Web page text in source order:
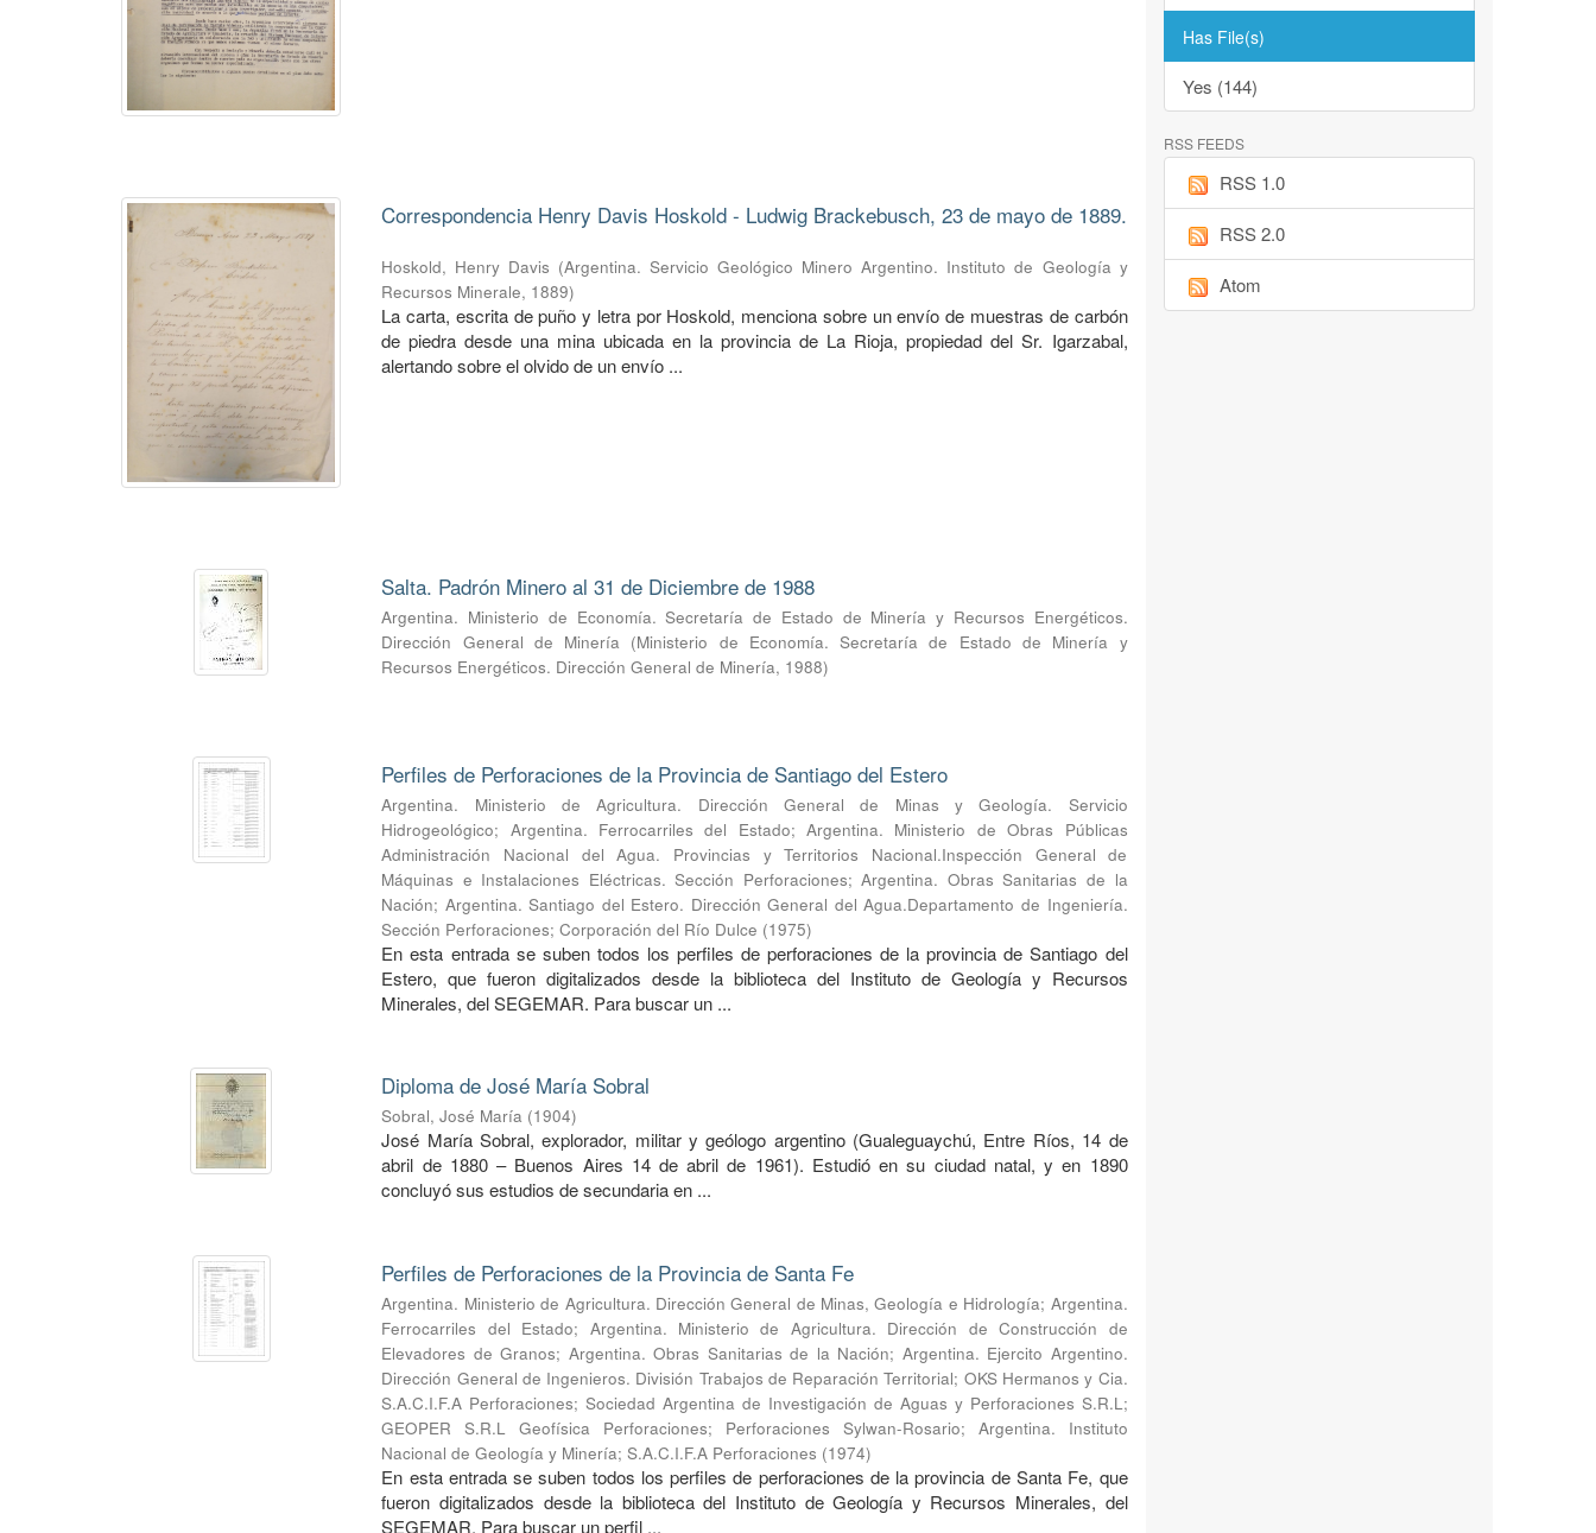
Correspondencia Henry Davis Hoskold - Ludwig Brackebusch, 23 de mayo de 1889.
Hoskold, Henry Davis (Argentina. Servicio Geológico Minero Argentino. Instituto de Geología y
Recursos Minerale, 1889)
La carta, escrita de puño y letra por Hoskold, menciona sobre un envío de muestras de carbón
de piedra desde una mina ubicada en la provincia de La Rioja, propiedad del Sr. Igarzabal,
alertando sobre el olvido de un envío ...
Salta. Padrón Minero al 31 de Diciembre de 1988
Argentina. Ministerio de Economía. Secretaría de Estado de Minería y Recursos Energéticos.
Dirección General de Minería (Ministerio de Economía. Secretaría de Estado de Minería y
Recursos Energéticos. Dirección General de Minería, 1988)
Perfiles de Perforaciones de la Provincia de Santiago del Estero
Argentina. Ministerio de Agricultura. Dirección General de Minas y Geología. Servicio
Hidrogeológico; Argentina. Ferrocarriles del Estado;Argentina. Ministerio de Obras Públicas
Administración Nacional del Agua. Provincias y Territorios Nacional.Inspección General de
Máquinas e Instalaciones Eléctricas. Sección Perforaciones;Argentina. Obras Sanitarias de la
Nación; Argentina. Santiago del Estero. Dirección General del Agua.Departamento de Ingeniería.
Sección Perforaciones;Corporación del Río Dulce (1975)
En esta entrada se suben todos los perfiles de perforaciones de la provincia de Santiago del
Estero, que fueron digitalizados desde la biblioteca del Instituto de Geología y Recursos
Minerales, del SEGEMAR. Para buscar un ...
Diploma de José María Sobral
Sobral, José María (1904)
José María Sobral, explorador, militar y geólogo argentino (Gualeguaychú, Entre Ríos, 14 de
abril de 1880 – Buenos Aires 14 de abril de 1961). Estudió en su ciudad natal, y en 1890
concluyó sus estudios de secundaria en ...
Perfiles de Perforaciones de la Provincia de Santa Fe
Argentina. Ministerio de Agricultura. Dirección General de Minas, Geología e Hidrología; Argentina.
Ferrocarriles del Estado; Argentina. Ministerio de Agricultura. Dirección de Construcción de
Elevadores de Granos; Argentina. Obras Sanitarias de la Nación; Argentina. Ejercito Argentino.
Dirección General de Ingenieros. División Trabajos de Reparación Territorial; OKS Hermanos y Cia.
S.A.C.I.F.A Perforaciones;Sociedad Argentina de Investigación de Aguas y Perforaciones S.R.L;
GEOPER S.R.L Geofísica Perforaciones; Perforaciones Sylwan-Rosario; Argentina. Instituto
Nacional de Geología y Minería;S.A.C.I.F.A Perforaciones (1974)
En esta entrada se suben todos los perfiles de perforaciones de la provincia de Santa Fe, que
fueron digitalizados desde la biblioteca del Instituto de Geología y Recursos Minerales, del
SEGEMAR. Para buscar un perfil ...
Has File(s)
Yes (144)
RSS FEEDS
RSS 1.0
RSS 2.0
Atom